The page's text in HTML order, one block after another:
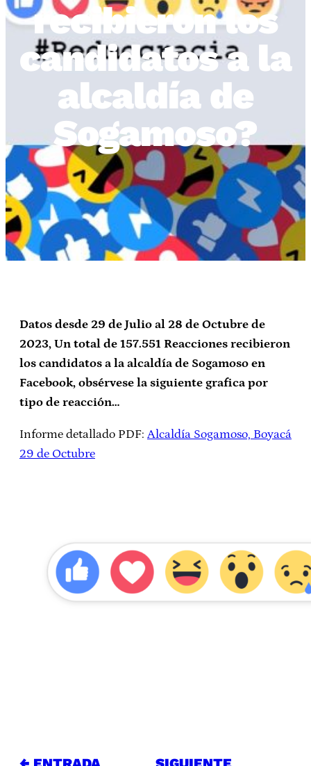
recibieron los
candidatos a la
alcaldía de
Sogamoso?
Datos desde 29 de Julio al 28 de Octubre de
2023, Un total de 157.551 Reacciones recibieron
los candidatos a la alcaldía de Sogamoso en
Facebook, obsérvese la siguiente grafica por
tipo de reacción…
Informe detallado PDF: Alcaldía Sogamoso, Boyacá
29 de Octubre